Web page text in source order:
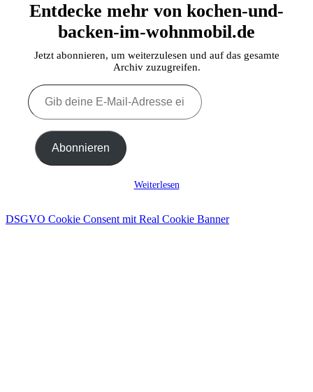
Entdecke mehr von kochen-und-
backen-im-wohnmobil.de
Jetzt abonnieren, um weiterzulesen und auf das gesamte
Archiv zuzugreifen.
Gib
deine
E-
Adresse
ein ... Abonnieren
Weiterlesen
DSGVO Cookie Consent mit Real Cookie Banner